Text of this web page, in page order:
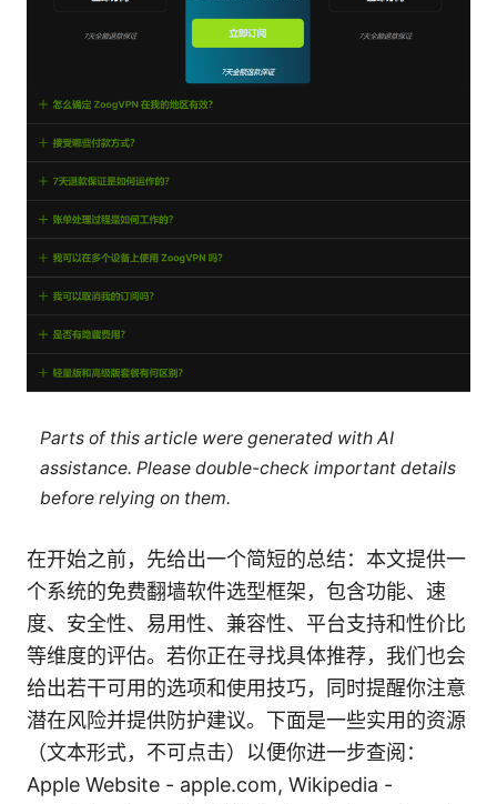
Parts of this article were generated with AI
assistance. Please double-check important details
before relying on them.
在开始之前，先给出一个简短的总结：本文提供一
个系统的免费翻墙软件选型框架，包含功能、速
度、安全性、易用性、兼容性、平台支持和性价比
等维度的评估。若你正在寻找具体推荐，我们也会
给出若干可用的选项和使用技巧，同时提醒你注意
潜在风险并提供防护建议。下面是一些实用的资源
（文本形式，不可点击）以便你进一步查阅：
Apple Website - apple.com, Wikipedia -